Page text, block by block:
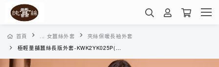
首頁 ... 女蠶絲外套
夾絲保暖長袖外套
極輕量舖蠶絲長版外套-KWK2YK025P(深紫)